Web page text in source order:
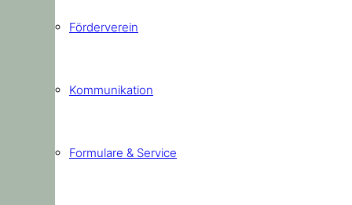
Förderverein
Kommunikation
Formulare & Service